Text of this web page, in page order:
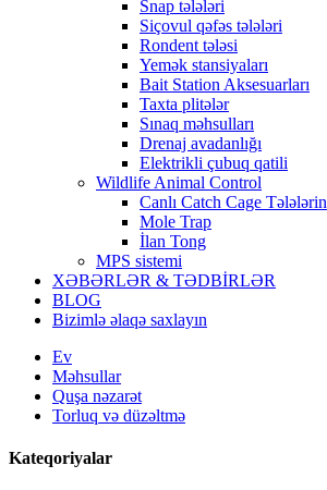
Snap tələləri
Siçovul qəfəs tələləri
Rondent tələsi
Yemək stansiyaları
Bait Station Aksesuarları
Taxta plitələr
Sınaq məhsulları
Drenaj avadanlığı
Elektrikli çubuq qatili
Wildlife Animal Control
Canlı Catch Cage Tələlərin
Mole Trap
İlan Tong
MPS sistemi
XƏBƏRLƏR & TƏDBİRLƏR
BLOG
Bizimlə əlaqə saxlayın
Ev
Məhsullar
Quşa nəzarət
Torluq və düzəltmə
Kateqoriyalar